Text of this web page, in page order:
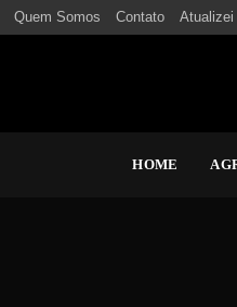
Quem Somos Contato Atualizei
HOME